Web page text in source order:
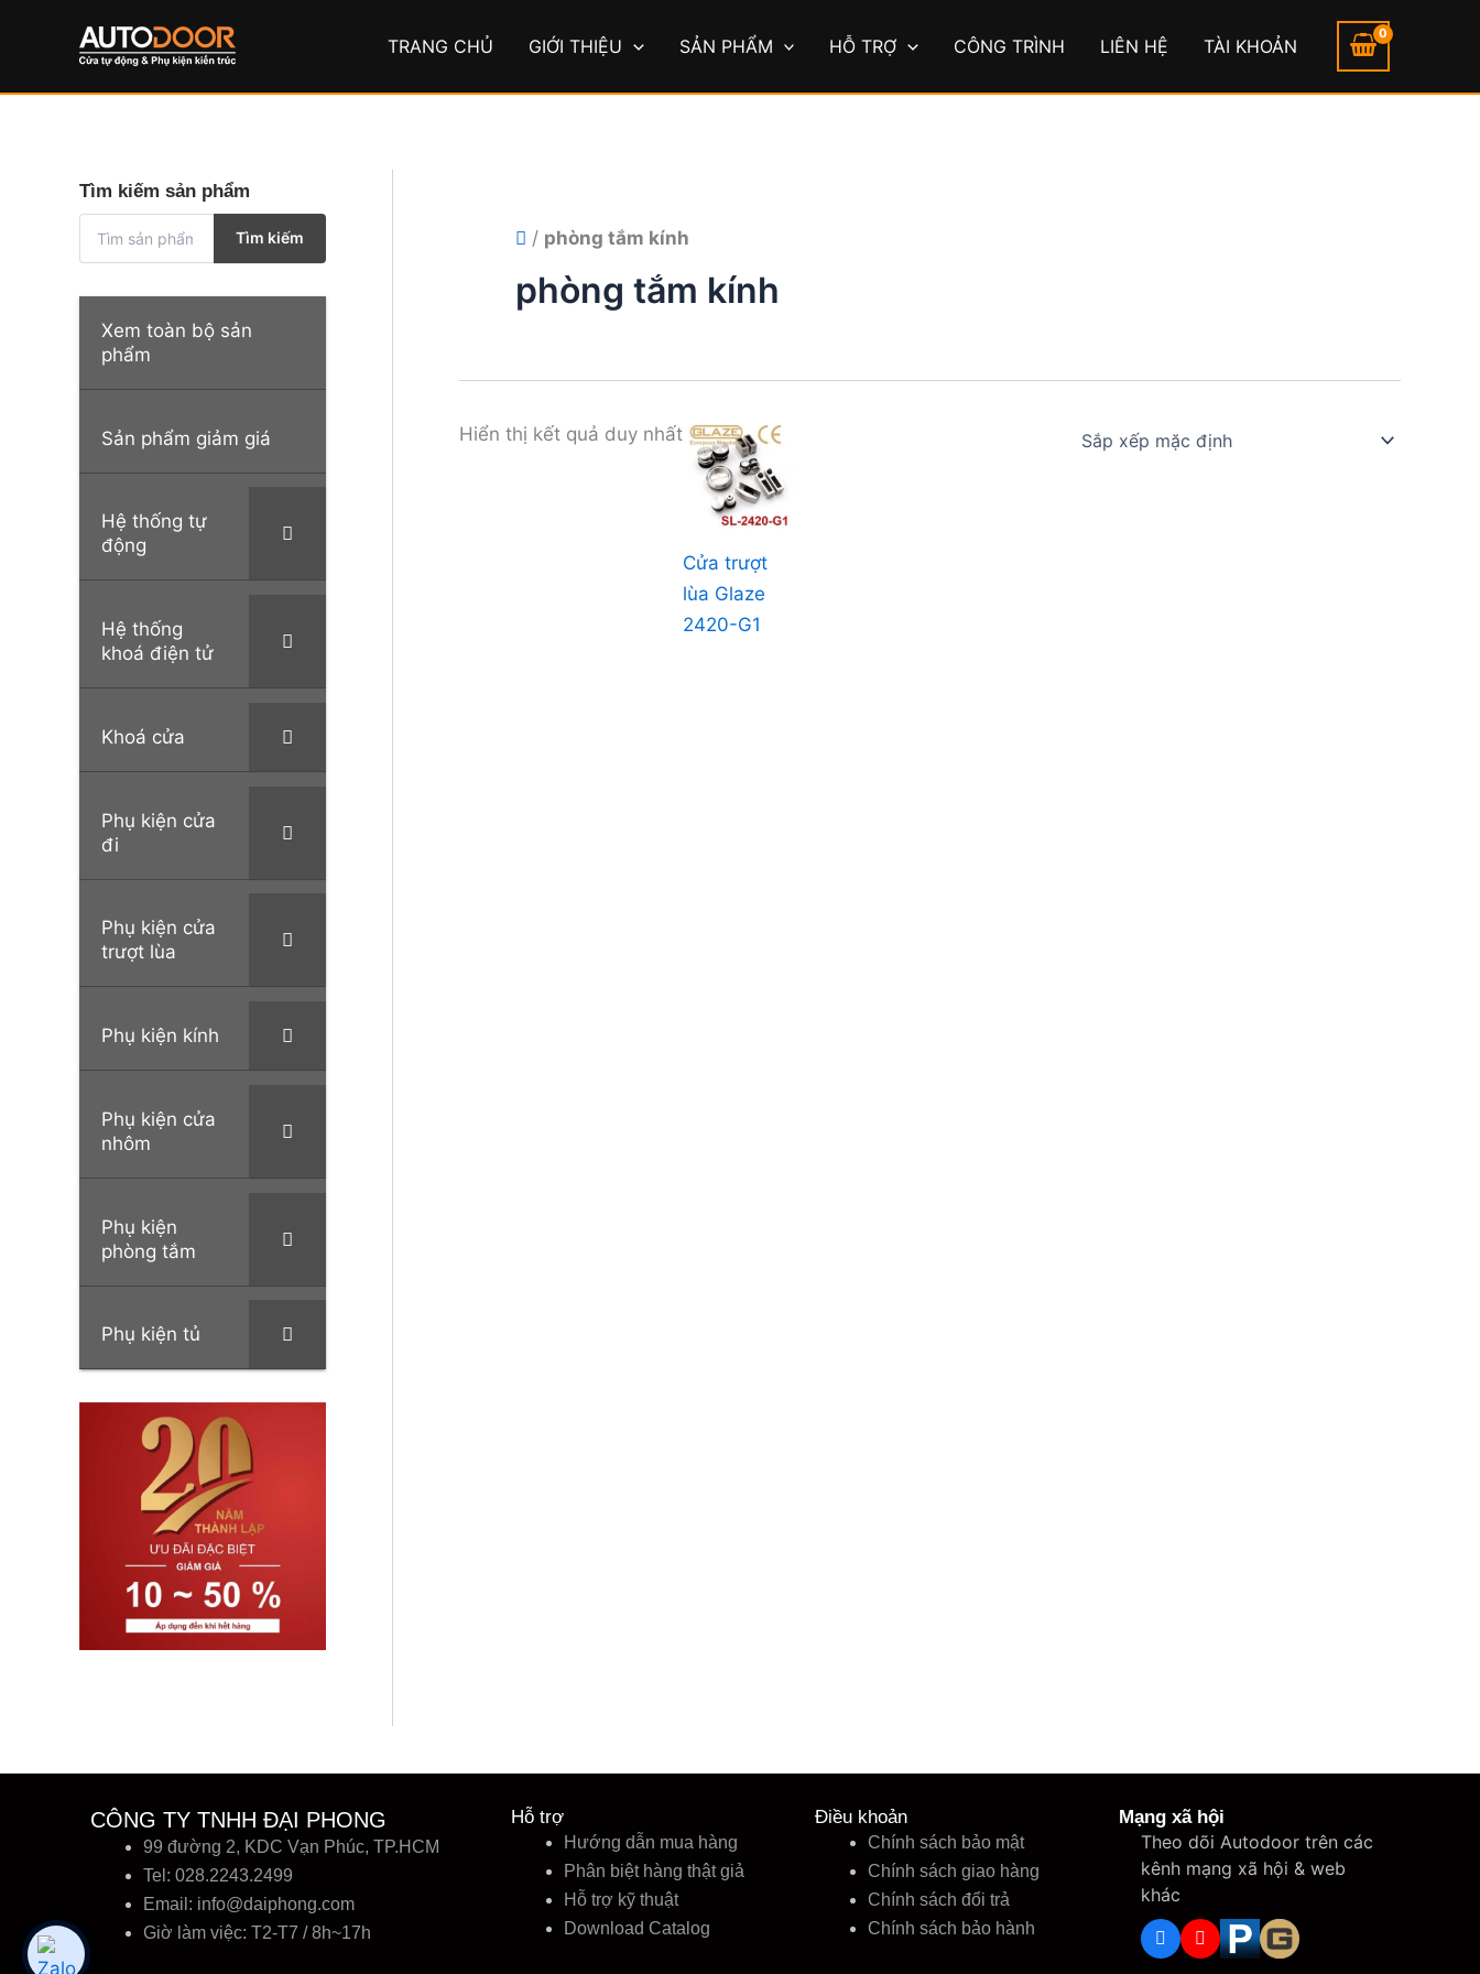
TRANG CHỦ GIỚI THIỆU SẢN PHẨM HỖ TRỢ CÔNG TRÌNH LIÊN HỆ TÀI KHOẢN
Tìm kiếm sản phẩm
m
Tìm kiếm
Xem toàn bộ sản
phẩm
Sản phẩm giảm giá
Hệ thống tự
động
Hệ thống
khoá điện tử
Khoá cửa
Phụ kiện cửa
đi
Phụ kiện cửa
trượt lùa
Phụ kiện kính
Phụ kiện cửa
nhôm
Phụ kiện
phòng tắm
Phụ kiện tủ
/ phòng tắm kính
phòng tắm kính
Hiển thị kết quả duy nhất
Cửa trượt
lùa Glaze
2420-G1
CÔNG TY TNHH ĐẠI PHONG
99 đường 2, KDC Vạn Phúc, TP.HCM
Tel: 028.2243.2499
Email: info@daiphong.com
Giờ làm việc: T2-T7 / 8h~17h
Hỗ trợ
Hướng dẫn mua hàng
Phân biệt hàng thật giả
Hỗ trợ kỹ thuật
Download Catalog
Điều khoản
Chính sách bảo mật
Chính sách giao hàng
Chính sách đổi trả
Chính sách bảo hành
Mạng xã hội
Theo dõi Autodoor trên các
kênh mạng xã hội & web
khác